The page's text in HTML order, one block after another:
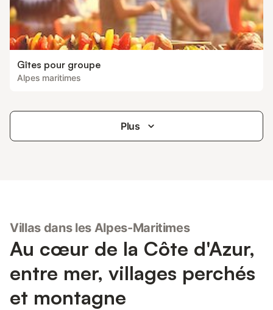
Gîtes pour groupe
Alpes maritimes
Plus
Villas dans les Alpes-Maritimes
Au cœur de la Côte d'Azur,
entre mer, villages perchés
et montagne